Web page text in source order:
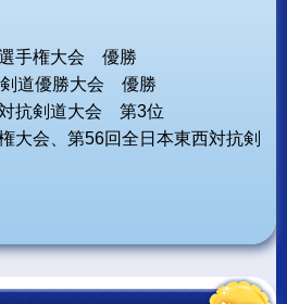
手権大会 優勝
道優勝大会 優勝
抗剣道大会 第3位
大会、第56回全日本東西対抗剣